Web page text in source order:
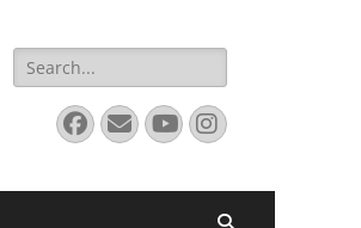
Search
for:
Facebook
EmailYouTube
Instagram